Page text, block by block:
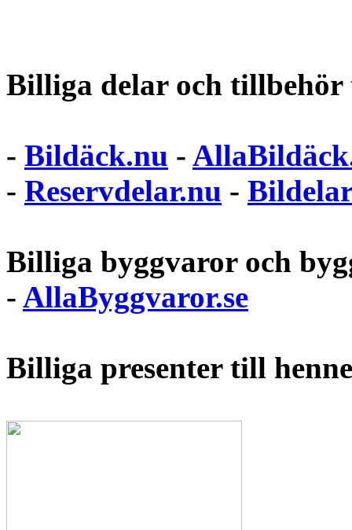
Billiga delar och
- Bildäck.nu -
- Reservdelar.nu - Bildelar
Billiga byggvaror och
- AllaByggvaror.se
Billiga presenter till